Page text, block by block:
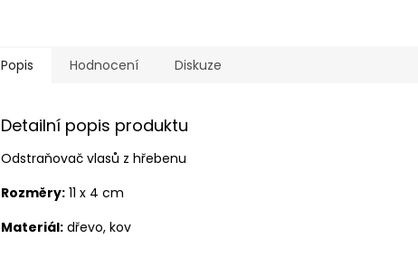
Popis Hodnocení Diskuze
Detailní popis produktu
Odstraňovač vlasů z hřebenu
Rozměry: 11 x 4 cm
Materiál: dřevo, kov